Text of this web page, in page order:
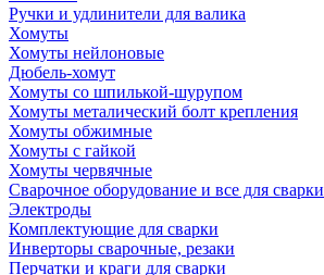
Ручки и удлинители для валика
Хомуты
Хомуты нейлоновые
Дюбель-хомут
Хомуты со шпилькой-шурупом
Хомуты металический болт крепления
Хомуты обжимные
Хомуты с гайкой
Хомуты червячные
Сварочное оборудование и все для сварки
Электроды
Комплектующие для сварки
Инверторы сварочные, резаки
Перчатки и краги для сварки